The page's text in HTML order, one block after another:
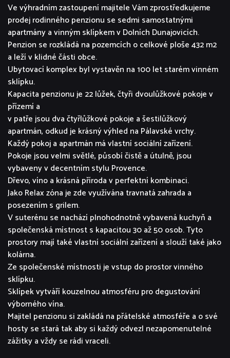
Ve výhradním zastoupení majitele Vám zprostředkujeme
prodej rodinného penzionu se sedmi samostatnými
apartmány a vinným sklípkem v Dolních Dunajovicích.
Penzion se rozkládá na pozemcích o celkové ploše 432 m2
a leží v klidné části obce.
Ubytovací komplex byl vystavěn na 100 let starém vinném
sklípku.
Kapacita penzionu je 22 lůžek, čtyři dvoulůžkové pokoje v
přízemí a
v patře jsou dva čtyřlůžkové pokoje a šestilůžkový
apartmán, odkud je krásný výhled na Pálavské vrchy.
Každý pokoj a apartmán má vlastní sociální zařízení.
Pokoje jsou velmi světlé, působí čistě a útulně, jsou
vybaveny v decentním stylu Provence.
Dřevo, víno a krásná příroda v perfektní kombinaci.
Jako Relax zóna je zde využívána travnatá zahrada a
posezením s grilem.
V suterénu se nachází plnohodnotně vybavená kuchyň a
společenská místnost s kapacitou 30 až 50 osob. Tyto
prostory mají také vlastní sociální zařízení a slouží také jako
kolárna.
Ze společenské místnosti je vstup do prostor vinného
sklípku.
Sklípek vytváří kouzelnou atmosféru pro degustování
výborného vína.
Majitel penzionu si zakládá na přátelské atmosféře a o své
hosty se stará tak aby si každý odvezl nezapomenutelné
zážitky a vždy se rádi vraceli.